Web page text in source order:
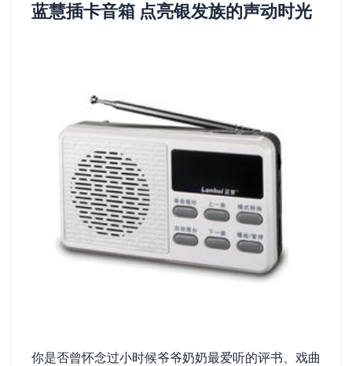
蓝慧插卡音箱 点亮银发族的声动时光
你是否曾怀念过小时候爷爷奶奶最爱听的评书、戏曲